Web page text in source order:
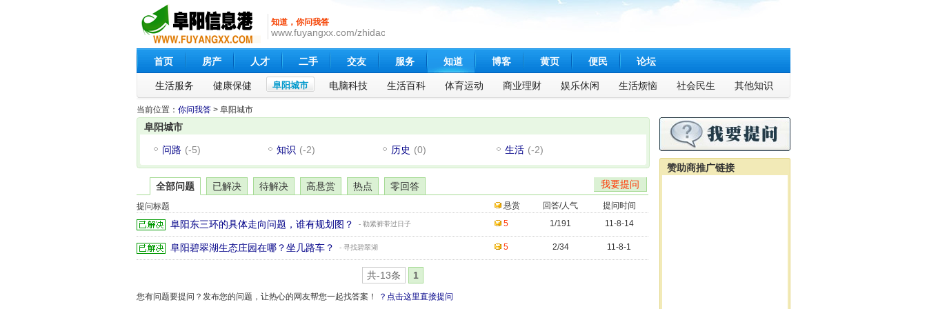
知道，你问我答
www.fuyangxx.com/zhidao
首页 房产 人才 二手 交友 服务 知道 博客 黄页 便民 论坛
生活服务 健康保健 阜阳城市 电脑科技 生活百科 体育运动 商业理财 娱乐休闲 生活烦恼 社会民生 其他知识
当前位置： 你问我答 > 阜阳城市
阜阳城市
问路 (-5) 知识 (-2) 历史 (0) 生活 (-2)
我要提问
全部问题 已解决 待解决 高悬赏 热点 零回答
提问标题 提问时间
回答/人气
悬赏
阜阳东三环的具体走向问题，谁有规划图？ - 勒紧裤带过日子 11-8-14
1/191
5
阜阳碧翠湖生态庄园在哪？坐几路车？ - 寻找碧翠湖 11-8-1
2/34
5
共-13条 1
您有问题要提问？发布您的问题，让热心的网友帮您一起找答案！ ？点击这里直接提问
赞助商推广链接